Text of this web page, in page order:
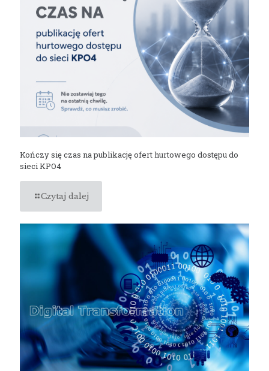
Kończy się czas na publikację ofert hurtowego dostępu do
sieci KPO4
Czytaj dalej